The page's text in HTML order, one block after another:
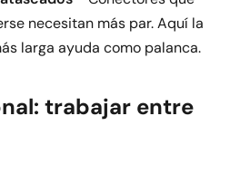
necesitan más par. Aquí la
larga ayuda como palanca.
trabajar entre